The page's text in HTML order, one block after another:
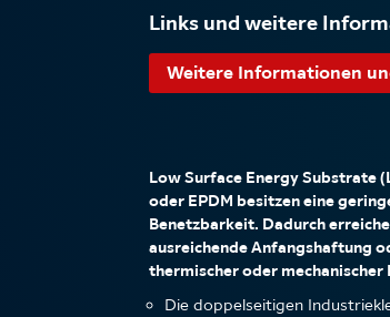
Links und weitere
Weitere Informationen
Low Surface Energy Substrate
oder EPDM besitzen eine
Benetzbarkeit. Dadurch
ausreichende Anfangshaftung
thermischer oder mechanischer
Die doppelseitigen